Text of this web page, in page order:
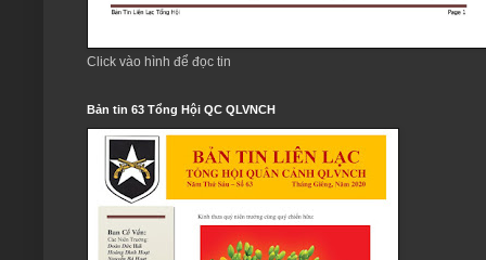
Click vào hình để đọc tin
Bản tin 63 Tổng Hội QC QLVNCH